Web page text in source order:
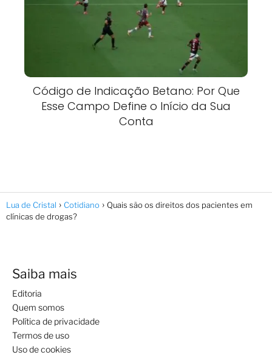
Código de Indicação Betano: Por Que
Esse Campo Define o Início da Sua
Conta
Lua de Cristal Cotidiano
Quais são os direitos dos pacientes em
clínicas de drogas?
Saiba mais
Editoria
Quem somos
Política de privacidade
Termos de uso
Uso de cookies